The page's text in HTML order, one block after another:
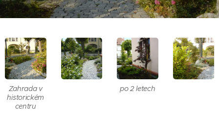
Zahrada v
historickém
centru
po 2 letech